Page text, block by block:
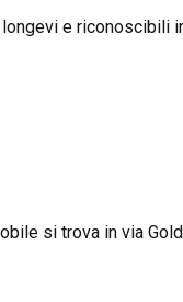
e riconoscibili
si trova in via